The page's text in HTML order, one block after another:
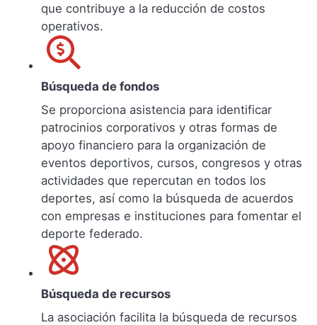
que contribuye a la reducción de costos
operativos.
Búsqueda de fondos
Se proporciona asistencia para identificar
patrocinios corporativos y otras formas de
apoyo financiero para la organización de
eventos deportivos, cursos, congresos y otras
actividades que repercutan en todos los
deportes, así como la búsqueda de acuerdos
con empresas e instituciones para fomentar el
deporte federado.
Búsqueda de recursos
La asociación facilita la búsqueda de recursos